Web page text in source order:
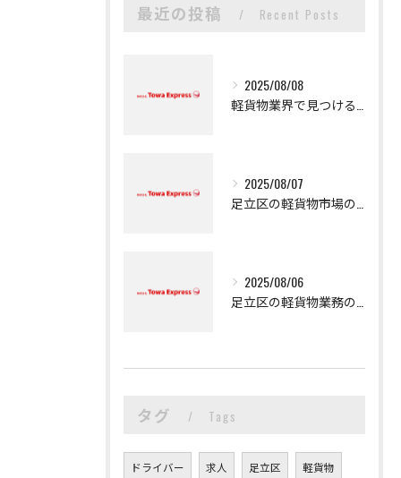
最近の投稿 Recent Posts
2025/08/08
2025/08/07
2025/08/06
タグ Tags
ドライバー 求人 足立区 軽貨物